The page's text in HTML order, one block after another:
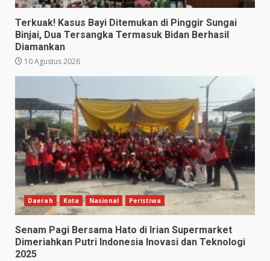
Terkuak! Kasus Bayi Ditemukan di Pinggir Sungai
Binjai, Dua Tersangka Termasuk Bidan Berhasil
Diamankan
10 Agustus 2026
Daerah Kota Nasional Peristiwa
Senam Pagi Bersama Hato di Irian Supermarket
Dimeriahkan Putri Indonesia Inovasi dan Teknologi
2025